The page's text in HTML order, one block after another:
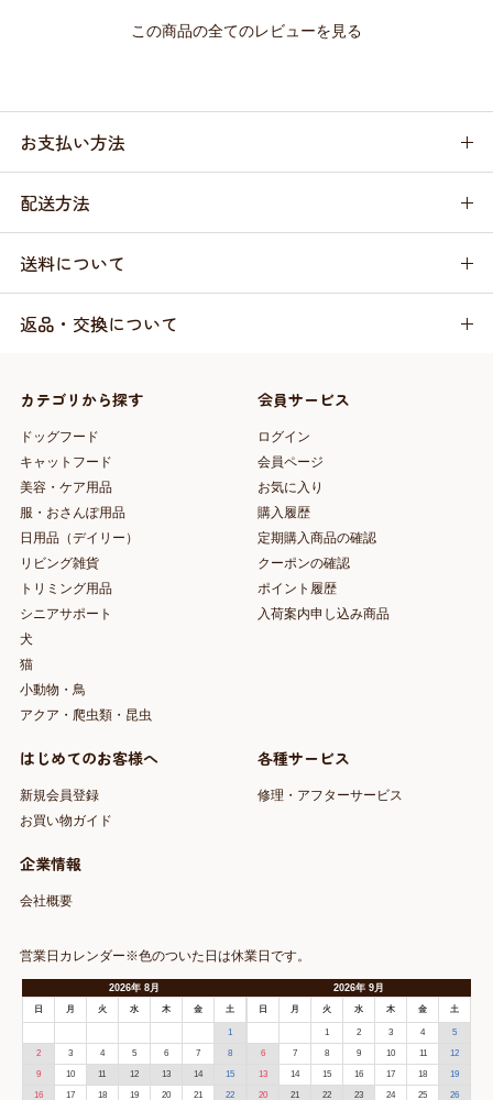
この商品の全てのレビューを見る
お支払い方法
配送方法
送料について
返品・交換について
カテゴリから探す
ドッグフード
キャットフード
美容・ケア用品
服・おさんぽ用品
日用品（デイリー）
リビング雑貨
トリミング用品
シニアサポート
犬
猫
小動物・鳥
アクア・爬虫類・昆虫
会員サービス
ログイン
会員ページ
お気に入り
購入履歴
定期購入商品の確認
クーポンの確認
ポイント履歴
入荷案内申し込み商品
はじめてのお客様へ
新規会員登録
お買い物ガイド
各種サービス
修理・アフターサービス
企業情報
会社概要
営業日カレンダー※色のついた日は休業日です。
2026年 8月
日 月 火 水 木 金 土
1
2 3 4 5 6 7 8
9 10 11 12 13 14 15
16 17 18 19 20 21 22
2026年9月
日 月 火 水 木 金 土
1 2 3 4 5
6 7 8 9 10 11 12
13 14 15 16 17 18 19
20 21 22 23 24 25 26